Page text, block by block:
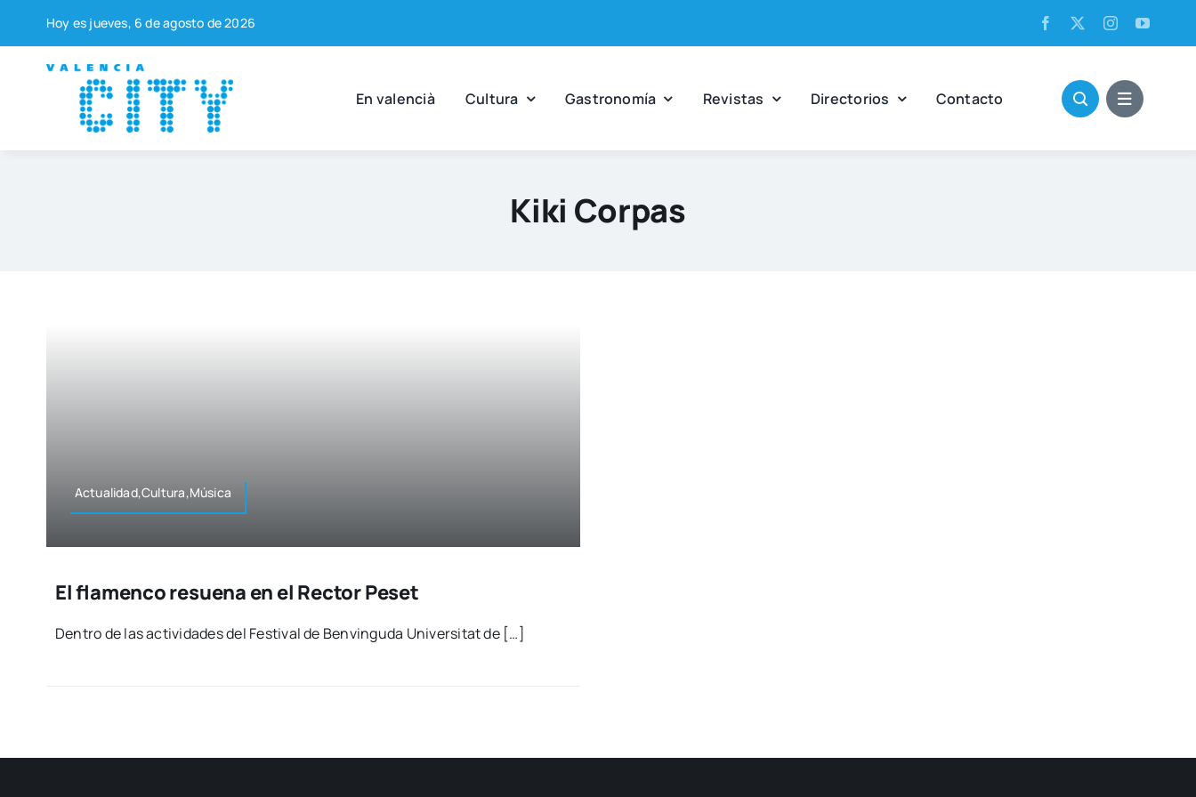
contenido
Hoy es jue­ves, 6 de agos­to de 2026
En valen­cià Cul­tu­ra Gas­tro­no­mía Revis­tas Direc­to­rios Con­tac­to
Kiki Corpas
Actualidad,Cultura,Música
El flamenco resuena en el Rector Peset
Den­tro de las acti­vi­da­des del Fes­ti­val de Ben­vin­gu­da Uni­ver­si­tat de […]